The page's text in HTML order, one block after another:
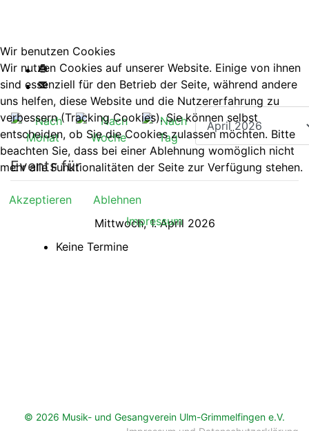
Events für
Mittwoch, 1. April 2026
Keine Termine
© 2026 Musik- und Gesangverein Ulm-Grimmelfingen e.V.
Wir benutzen Cookies
Wir nutzen Cookies auf unserer Website. Einige von ihnen
sind essenziell für den Betrieb der Seite, während andere
uns helfen, diese Website und die Nutzererfahrung zu
verbessern (Tracking Cookies). Sie können selbst
entscheiden, ob Sie die Cookies zulassen möchten. Bitte
beachten Sie, dass bei einer Ablehnung womöglich nicht
mehr alle Funktionalitäten der Seite zur Verfügung stehen.
Akzeptieren
Ablehnen
Impressum